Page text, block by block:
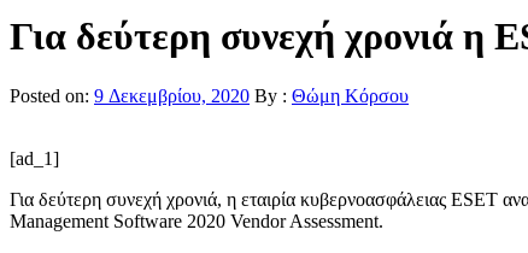
Για δεύτερη συνεχή χρονιά η
Posted on: 9 Δεκεμβρίου, 2020 By : Θώμη Κόρσου
[ad_1]
Για δεύτερη συνεχή χρονιά, η εταιρία κυβερνοασφάλειας ESET
Management Software 2020 Vendor Assessment.